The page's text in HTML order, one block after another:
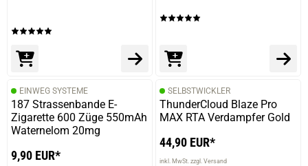
EINWEG SYSTEME
187 Strassenbande E-
Zigarette 600 Züge 550mAh
Waternelom 20mg
9,90 EUR*
SELBSTWICKLER
ThunderCloud Blaze Pro
MAX RTA Verdampfer Gold
44,90 EUR*
inkl. MwSt. zzgl. Versand